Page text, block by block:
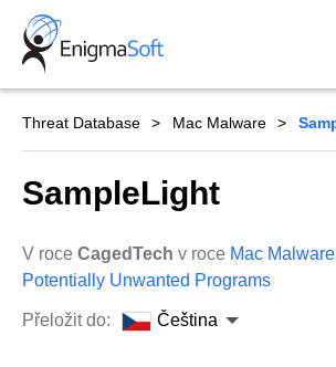
Skip
content
Threat Database Mac Malware
SampleLight
V roce CagedTech v roce Mac Malware
Potentially Unwanted Programs
Přeložit do: Čeština